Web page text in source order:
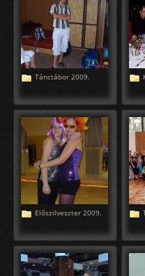
Tánctábor 2009.
Előszilveszter 2009.